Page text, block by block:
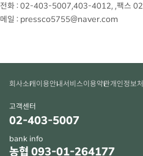
전화 : 02-403-5007,403-4012, ,팩스
메일 : pressco5755@naver.com
회사소개이용안내서비스이용약관개인정보
고객센터
02-403-5007
bank info
농협 093-01-264177